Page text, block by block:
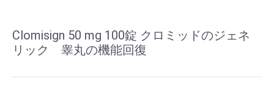
Clomisign 50 mg 100錠 クロミッドのジェネ
リック 睾丸の機能回復